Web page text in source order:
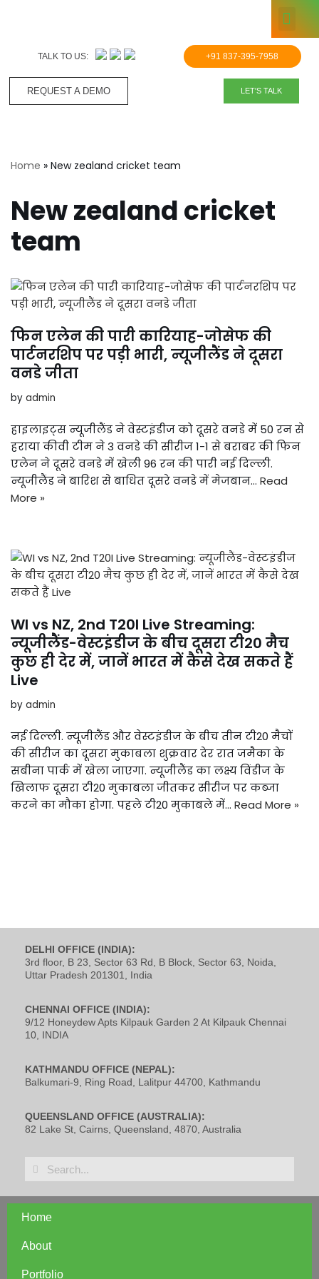
TALK TO US: +91 837-395-7958
REQUEST A DEMO​ LET'S TALK
Home » New zealand cricket team
New zealand cricket
team
फिन एलेन की पारी कारियाह-जोसेफ की
पार्टनरशिप पर पड़ी भारी, न्यूजीलैंड ने दूसरा
वनडे जीता
by admin
हाइलाइट्स न्यूजीलैंड ने वेस्टइंडीज को दूसरे वनडे में 50 रन से
हराया कीवी टीम ने 3 वनडे की सीरीज 1-1 से बराबर की फिन
एलेन ने दूसरे वनडे में खेली 96 रन की पारी नई दिल्ली.
न्यूजीलैंड ने बारिश से बाधित दूसरे वनडे में मेजबान… Read
More »
WI vs NZ, 2nd T20I Live Streaming:
न्यूजीलैंड-वेस्टइंडीज के बीच दूसरा टी20 मैच
कुछ ही देर में, जानें भारत में कैसे देख सकते हैं
Live
by admin
नई दिल्ली. न्यूजीलैंड और वेस्टइंडीज के बीच तीन टी20 मैचों
की सीरीज का दूसरा मुकाबला शुक्रवार देर रात जमैका के
सबीना पार्क में खेला जाएगा. न्यूजीलैंड का लक्ष्य विंडीज के
खिलाफ दूसरा टी20 मुकाबला जीतकर सीरीज पर कब्जा
करने का मौका होगा. पहले टी20 मुकाबले में… Read More »
DELHI OFFICE (INDIA):
3rd floor, B 23, Sector 63 Rd, B Block, Sector 63, Noida,
Uttar Pradesh 201301, India
CHENNAI OFFICE (INDIA):
9/12 Honeydew Apts Kilpauk Garden 2 At Kilpauk Chennai
10, INDIA
KATHMANDU OFFICE (NEPAL):
Balkumari-9, Ring Road, Lalitpur 44700, Kathmandu
QUEENSLAND OFFICE (AUSTRALIA):
82 Lake St, Cairns, Queensland, 4870, Australia
Home
About
Portfolio